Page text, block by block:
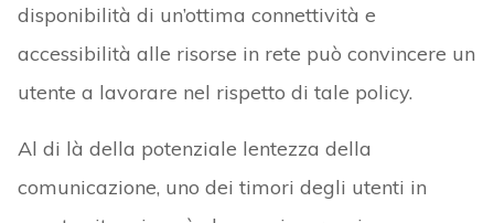
disponibilità di un’ottima connettività e
accessibilità alle risorse in rete può convincere un
utente a lavorare nel rispetto di tale policy.
Al di là della potenziale lentezza della
comunicazione, uno dei timori degli utenti in